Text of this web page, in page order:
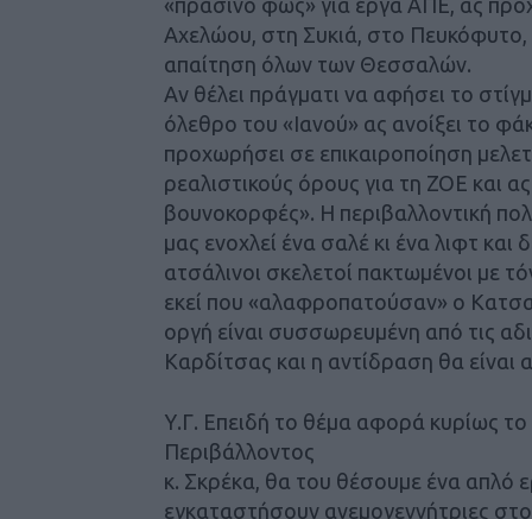
Αχελώου, στη Συκιά, στο Πευκόφυτο,
απαίτηση όλων των Θεσσαλών.
Αν θέλει πράγματι να αφήσει το
όλεθρο του «Ιανού» ας ανοίξει το
προχωρήσει σε επικαιροποίηση
ρεαλιστικούς όρους για τη ΖΟΕ και
βουνοκορφές». Η περιβαλλοντική
μας ενοχλεί ένα σαλέ κι ένα λιφτ
ατσάλινοι σκελετοί πακτωμένοι με
εκεί που «αλαφροπατούσαν» ο
οργή είναι συσσωρευμένη από τις
Καρδίτσας και η αντίδραση θα είναι
Υ.Γ. Επειδή το θέμα αφορά κυρίως
Περιβάλλοντος
κ. Σκρέκα, θα του θέσουμε ένα απλό
εγκαταστήσουν ανεμογεννήτριες